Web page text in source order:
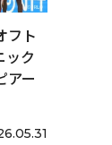
フト
ック
アー